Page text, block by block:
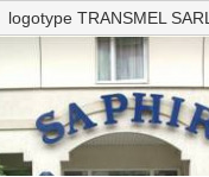
logotype TRANSMEL SARL